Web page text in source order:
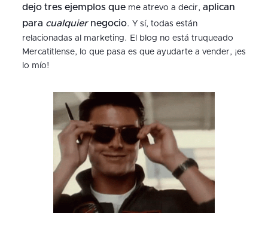
dejo tres ejemplos queme atrevo a decir, aplican
para cualquiernegocio. Y sí, todas están
relacionadas al marketing. El blog no está truqueado
Mercatitlense, lo que pasa es que ayudarte a vender, ¡es
lo mío!